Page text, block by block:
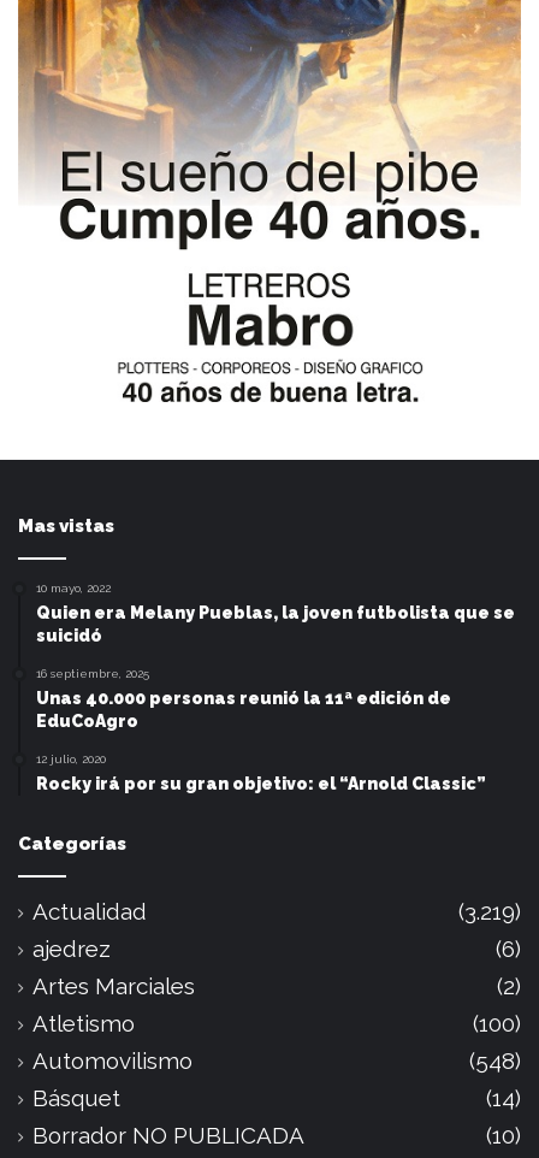
Mas vistas
10 mayo, 2022
Quien era Melany Pueblas, la joven futbolista que se
suicidó
16 septiembre, 2025
Unas 40.000 personas reunió la 11ª edición de
EduCoAgro
12 julio, 2020
Rocky irá por su gran objetivo: el “Arnold Classic”
Categorías
Actualidad
(3.219)
ajedrez
(6)
Artes Marciales
(2)
Atletismo
(100)
Automovilismo
(548)
Básquet
(14)
Borrador NO PUBLICADA
(10)